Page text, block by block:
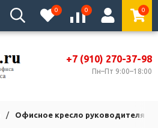
0 0 0
+7 (910) 270-37-98
Пн–Пт 9:00–18:00
/ Офисное кресло руководителя